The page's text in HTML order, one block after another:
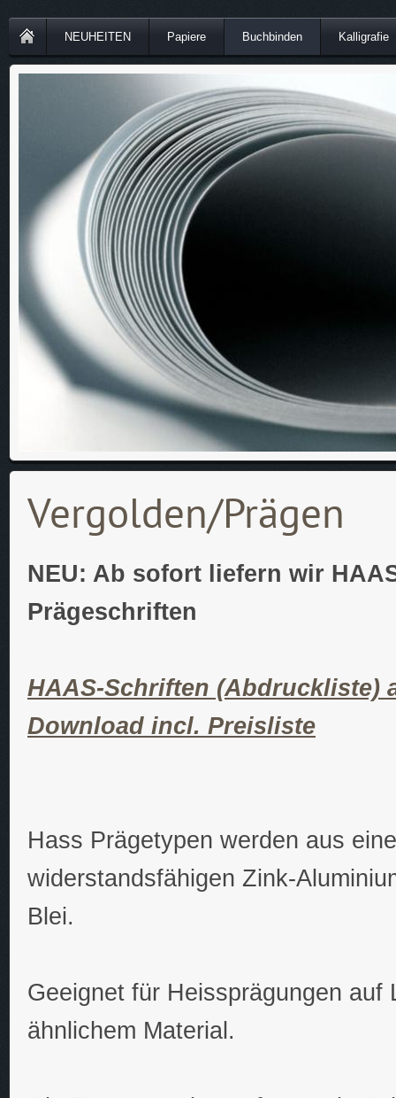
NEUHEITEN Papiere Buchbinden Kalligrafie
Vergolden/Prägen
NEU: Ab sofort liefern wir
Prägeschriften
HAAS-Schriften (Abdruckliste)
Download incl. Preisliste
Hass Prägetypen werden aus
widerstandsfähigen Zink-
Blei.
Geeignet für Heissprägungen
ähnlichem Material.